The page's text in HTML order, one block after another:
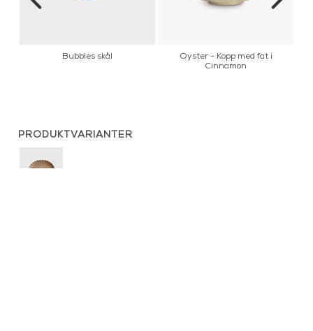
Bubbles skål
Oyster - Kopp med fat i
Cinnamon
PRODUKTVARIANTER